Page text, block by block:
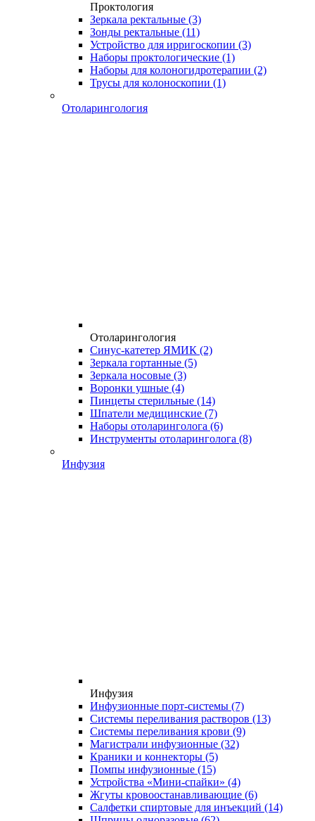
Проктология
Зеркала ректальные (3)
Зонды ректальные (11)
Устройство для ирригоскопии (3)
Наборы проктологические (1)
Наборы для колоногидротерапии (2)
Трусы для колоноскопии (1)
Отоларингология
Отоларингология
Синус-катетер ЯМИК (2)
Зеркала гортанные (5)
Зеркала носовые (3)
Воронки ушные (4)
Пинцеты стерильные (14)
Шпатели медицинские (7)
Наборы отоларинголога (6)
Инструменты отоларинголога (8)
Инфузия
Инфузия
Инфузионные порт-системы (7)
Системы переливания растворов (13)
Системы переливания крови (9)
Магистрали инфузионные (32)
Краники и коннекторы (5)
Помпы инфузионные (15)
Устройства «Мини-спайки» (4)
Жгуты кровоостанавливающие (6)
Салфетки спиртовые для инъекций (14)